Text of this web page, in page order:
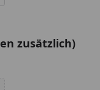
zusätzlich)